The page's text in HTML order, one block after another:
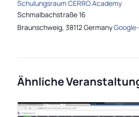
Schulungsraum CERRO Academy
Schmalbachstraße 16
Braunschweig, 38112Germany
Ähnliche